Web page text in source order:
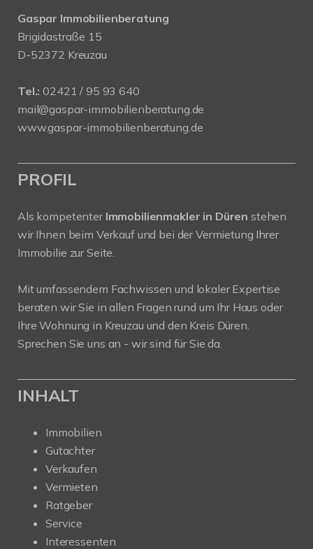
Gaspar Immobilienberatung
Brigidastraße 15
D-52372 Kreuzau
Tel.: 02421 / 95 93 640
mail@gaspar-immobilienberatung.de
www.gaspar-immobilienberatung.de
PROFIL
Als kompetenter Immobilienmakler in Düren stehen
wir Ihnen beim Verkauf und bei der Vermietung Ihrer
Immobilie zur Seite.
Mit umfassendem Fachwissen und lokaler Expertise
beraten wir Sie in allen Fragen rund um Ihr Haus oder
Ihre Wohnung in Kreuzau und den Kreis Düren.
Sprechen Sie uns an - wir sind für Sie da.
INHALT
Immobilien
Gutachter
Verkaufen
Vermieten
Ratgeber
Service
Interessenten